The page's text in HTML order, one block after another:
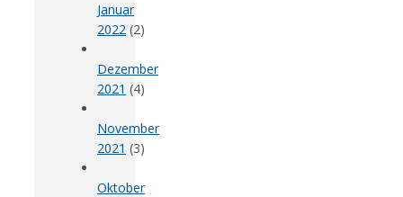
Januar
2022 (2)
Dezember
2021 (4)
November
2021 (3)
Oktober